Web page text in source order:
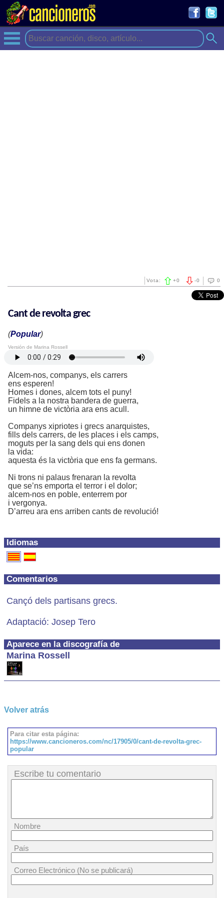
0
-0
Vota: +0
Idiomas
Comentarios
Cançó dels partisans grecs.
Adaptació: Josep Tero
Aparece en la discografía de
Marina Rossell
Cant de revolta grec
(Popular)
Versión de Marina Rossell
Alcem-nos, companys, els carrers
ens esperen!
Homes i dones, alcem tots el puny!
Fidels a la nostra bandera de guerra,
un himne de victòria ara ens acull.
Companys xipriotes i grecs anarquistes,
fills dels carrers, de les places i els camps,
moguts per la sang dels qui ens donen
la vida:
aquesta és la victòria que ens fa germans.
Ni trons ni palaus frenaran la revolta
que se’ns emporta el terror i el dolor;
alcem-nos en poble, enterrem por
i vergonya.
D’arreu ara ens arriben cants de revolució!
Volver atrás
Para citar esta página:
https://www.cancioneros.com/nc/17905/0/cant-de-revolta-grec-
popular
Escribe tu comentario
Nombre
País
Correo Electrónico (No se publicará)